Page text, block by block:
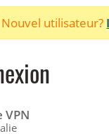
utilisateur?
VPN